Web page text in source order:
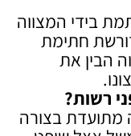
בידי המצווה
חתימת
הבין את
רשות?
מתועדת בצורה